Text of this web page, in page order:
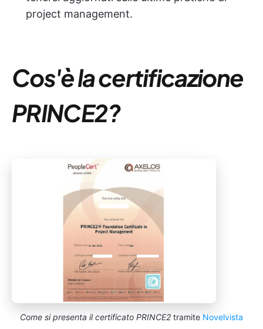
project management.
Cos'è la certificazione
PRINCE2?
Come si presenta il certificato PRINCE2 tramite Novelvista